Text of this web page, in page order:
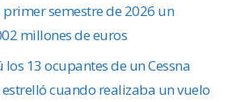
primer semestre de 2026 un
millones de euros
los 13 ocupantes de un Cessna
estrelló cuando realizaba un vuelo